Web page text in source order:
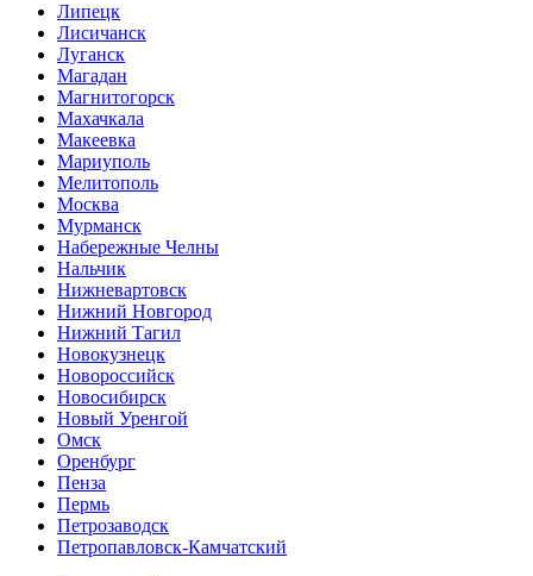
Липецк
Лисичанск
Луганск
Магадан
Магнитогорск
Махачкала
Макеевка
Мариуполь
Мелитополь
Москва
Мурманск
Набережные Челны
Нальчик
Нижневартовск
Нижний Новгород
Нижний Тагил
Новокузнецк
Новороссийск
Новосибирск
Новый Уренгой
Омск
Оренбург
Пенза
Пермь
Петрозаводск
Петропавловск-Камчатский